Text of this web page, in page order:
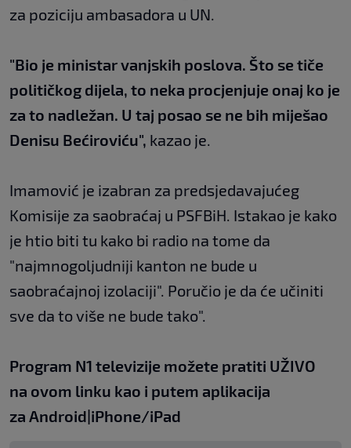
za poziciju ambasadora u UN.
"Bio je ministar vanjskih poslova. Što se tiče
političkog dijela, to neka procjenjuje onaj ko je
za to nadležan. U taj posao se ne bih miješao
Denisu Bećiroviću", kazao je.
Imamović je izabran za predsjedavajućeg
Komisije za saobraćaj u PSFBiH. Istakao je kako
je htio biti tu kako bi radio na tome da
"najmnogoljudniji kanton ne bude u
saobraćajnoj izolaciji". Poručio je da će učiniti
sve da to više ne bude tako".
Program N1 televizije možete pratiti UŽIVO
na ovom linku kao i putem aplikacija
za Android|iPhone/iPad